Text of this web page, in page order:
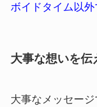
ボイドタイム以外
大事な想いを伝
大事なメッセー